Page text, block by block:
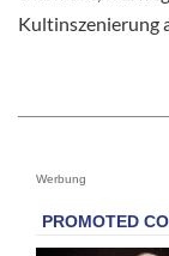
Kultinszenierung
Werbung